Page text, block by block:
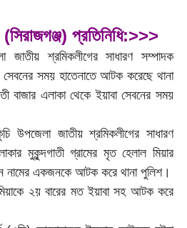
প্রতিনিধি:>>>
জাতীয় শ্রমিকলীগের সাধারণ সম্পাদক
সময় হাতেনাতে আটক করেছে থানা
বাজার এলাকা থেকে ইয়াবা সেবনের সময়
উপজেলা জাতীয় শ্রমিকলীগের সাধারণ
মুকুন্দগাতী গ্রামের মৃত হেলাল মিয়ার
নামের একজনকে আটক করে থানা পুলিশ।
২য় বারের মত ইয়াবা সহ আটক করে